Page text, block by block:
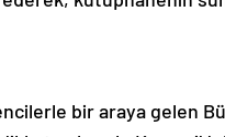
bir araya gelen